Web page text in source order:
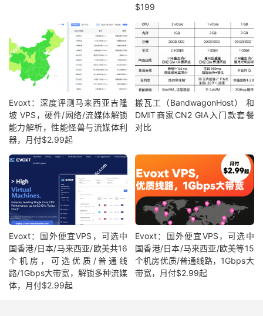
$199
Evoxt：深度评测马来西亚吉隆
坡 VPS，硬件/网络/流媒体解锁
能力解析，性能怪兽与流媒体利
器，月付$2.99起
搬瓦工（BandwagonHost） 和
DMIT商家CN2 GIA入门款套餐
对比
Evoxt：国外便宜VPS，可选中
国香港/日本/马来西亚/欧美共16
个机房，可选优质/普通线
路/1Gbps大带宽，解锁多种流媒
体，月付$2.99起
Evoxt：国外便宜VPS，可选中
国香港/日本/马来西亚/欧美等15
个机房优质/普通线路，1Gbps大
带宽，月付$2.99起